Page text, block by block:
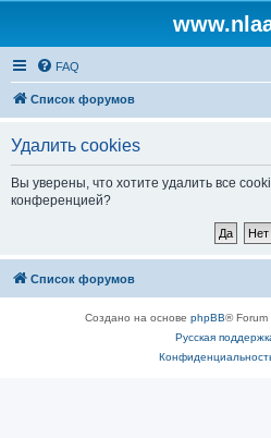
FAQ
Список форумов
Удалить cookies
Вы уверены, что хотите удалить все
конференцией?
Список форумов
Создано на основе phpBB® Forum
Русская